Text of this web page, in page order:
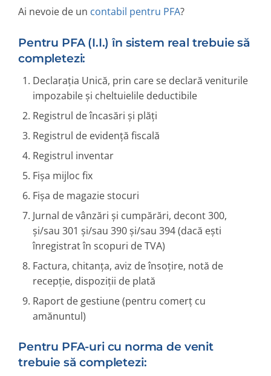
Ai nevoie de un contabil pentru PFA?
Pentru PFA (I.I.) în sistem real trebuie să
completezi:
Declarația Unică, prin care se declară veniturile
impozabile și cheltuielile deductibile
Registrul de încasări și plăți
Registrul de evidență fiscală
Registrul inventar
Fișa mijloc fix
Fișa de magazie stocuri
Jurnal de vânzări și cumpărări, decont 300,
și/sau 301 și/sau 390 și/sau 394 (dacă ești
înregistrat în scopuri de TVA)
Factura, chitanța, aviz de însoțire, notă de
recepție, dispoziții de plată
Raport de gestiune (pentru comerț cu
amănuntul)
Pentru PFA-uri cu norma de venit
trebuie să completezi: